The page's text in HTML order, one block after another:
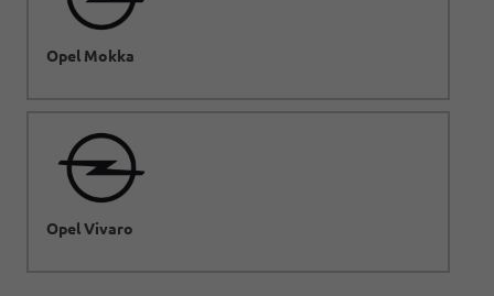
Opel Mokka
Opel Vivaro